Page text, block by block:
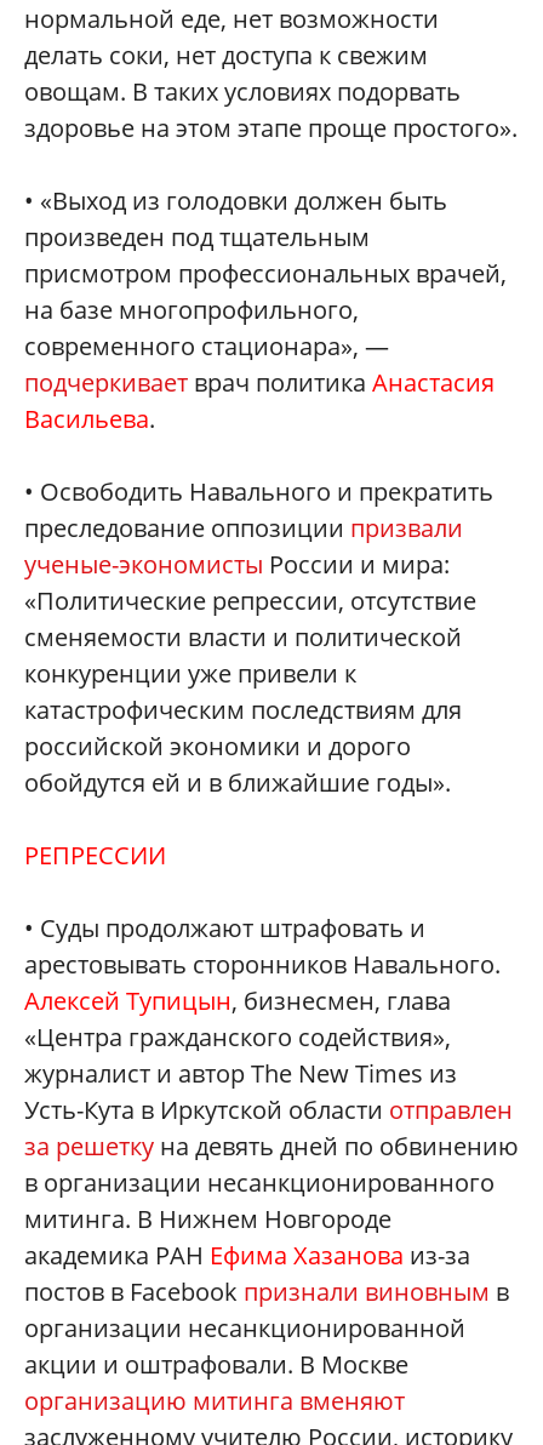
нормальной еде, нет возможности
делать соки, нет доступа к свежим
овощам. В таких условиях подорвать
здоровье на этом этапе проще простого».
• «Выход из голодовки должен быть
произведен под тщательным
присмотром профессиональных врачей,
на базе многопрофильного,
современного стационара», —
подчеркивает врач политика Анастасия
Васильева.
• Освободить Навального и прекратить
преследование оппозиции призвали
ученые-экономисты России и мира:
«Политические репрессии, отсутствие
сменяемости власти и политической
конкуренции уже привели к
катастрофическим последствиям для
российской экономики и дорого
обойдутся ей и в ближайшие годы».
РЕПРЕССИИ
• Суды продолжают штрафовать и
арестовывать сторонников Навального.
Алексей Тупицын, бизнесмен, глава
«Центра гражданского содействия»,
журналист и автор The New Times из
Усть-Кута в Иркутской области отправлен
за решетку на девять дней по обвинению
в организации несанкционированного
митинга. В Нижнем Новгороде
академика РАН Ефима Хазанова из-за
постов в Facebook признали виновным в
организации несанкционированной
акции и оштрафовали. В Москве
организацию митинга вменяют
заслуженному учителю России, историку